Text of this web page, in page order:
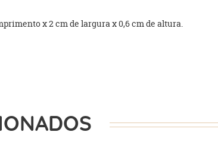
x 2 cm de largura x 0,6 cm de altura.